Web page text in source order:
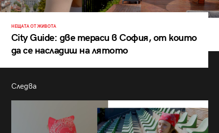
НЕЩАТА ОТ ЖИВОТА
City Guide: две тераси в София, от които
да се насладиш на лятото
Следва